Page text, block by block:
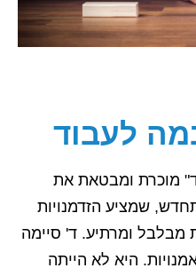
לעבוד
מוכרת ומבטאת את
שמציע הזדמנויות
מבלבל ומרתיע. ד' סיימה
היא לא הייתה